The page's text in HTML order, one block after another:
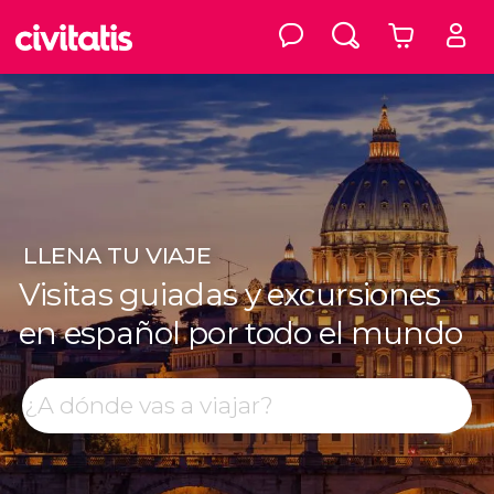
LLENA TU VIAJE
Visitas guiadas y excursiones
en español por todo el mundo
Buscar
Top destinos